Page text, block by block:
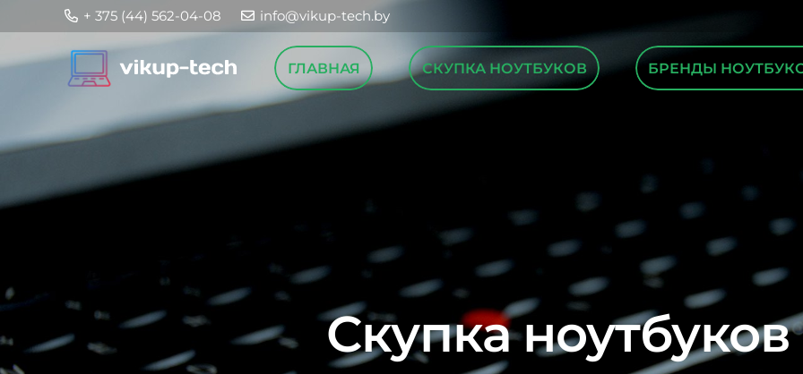
+ 375 (44) 562-04-08 info@vikup-tech.by
ГЛАВНАЯ СКУПКА НОУТБУКОВ БРЕНДЫ
Скупка ноутбуков